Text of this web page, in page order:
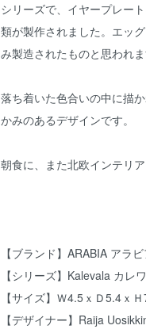
シリーズで、イヤープレー
類が製作されました。エッ
み製造されたものと思われま
落ち着いた色合いの中に描
かみのあるデザインです。
朝食に、また北欧インテリ
【ブランド】ARABIA アラ
【シリーズ】Kalevala カレ
【サイズ】Ｗ4.5ｘＤ5.4ｘ
【デザイナー】Raija